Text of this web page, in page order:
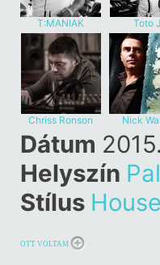
T:MANIAK Toto
Chriss Ronson Nick
Dátum
Helyszín
Stílus House
OTT VOLTAM